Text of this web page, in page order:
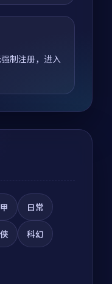
制注册，进入
日常
科幻